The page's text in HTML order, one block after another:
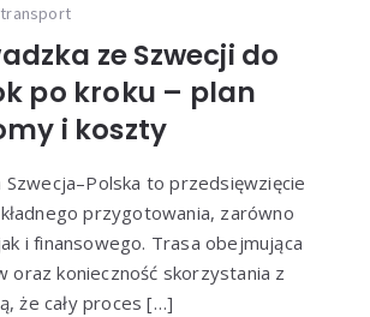
ze Szwecji do
po kroku – plan
i koszty
to przedsięwzięcie
przygotowania, zarówno
i finansowego. Trasa obejmująca
oraz konieczność skorzystania z
że cały proces […]